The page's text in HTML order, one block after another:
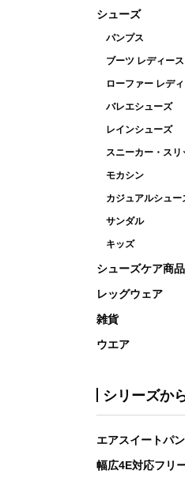
シューズ
パンプス
ブーツ レディース
ローファー レデ
バレエシューズ
レインシューズ
スニーカー・スリ
モカシン
カジュアルシュー
サンダル
キッズ
シューズケア商品
レッグウェア
雑貨
ウエア
シリーズか
エアスイートパ
幅広4E対応フリ